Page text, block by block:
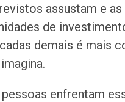
assustam e as
de
demais é mais
enfrentam